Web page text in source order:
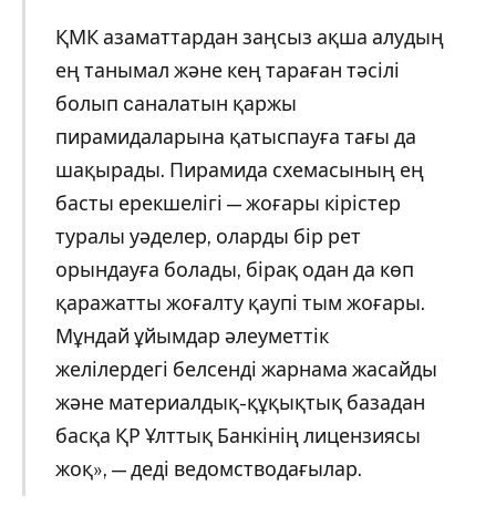
ҚМК азаматтардан заңсыз ақша алудың
ең танымал және кең тараған тәсілі
болып cаналатын қаржы
пирамидаларына қатыспауға тағы да
шақырады. Пирамида схемасының ең
басты ерекшелігі — жоғары кірістер
туралы уәделер, оларды бір рет
орындауға болады, бірақ одан да көп
қаражатты жоғалту қаупі тым жоғары.
Мұндай ұйымдар әлеуметтік
желілердегі белсенді жарнама жасайды
және материалдық-құқықтық базадан
басқа ҚР Ұлттық Банкінің лицензиясы
жоқ», — деді ведомстводағылар.